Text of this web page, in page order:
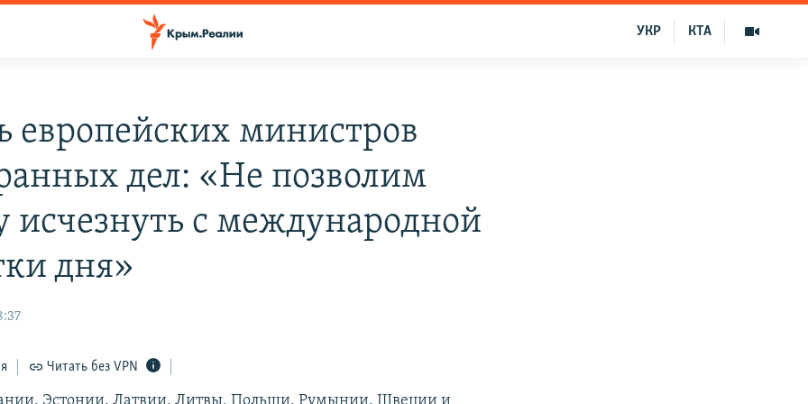
КТА
УКР
европейских министров
дел: «Не позволим
с международной
дня»
Читать без VPN